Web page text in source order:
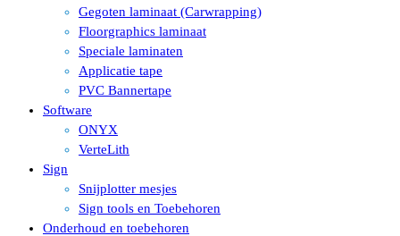
Gegoten laminaat (Carwrapping)
Floorgraphics laminaat
Speciale laminaten
Applicatie tape
PVC Bannertape
Software
ONYX
VerteLith
Sign
Snijplotter mesjes
Sign tools en Toebehoren
Onderhoud en toebehoren